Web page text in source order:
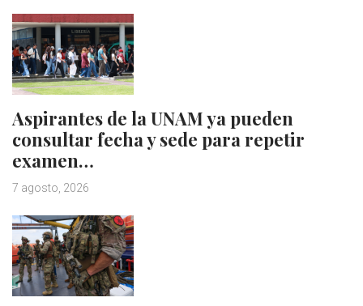
Aspirantes de la UNAM ya pueden
consultar fecha y sede para repetir
examen…
7 agosto, 2026